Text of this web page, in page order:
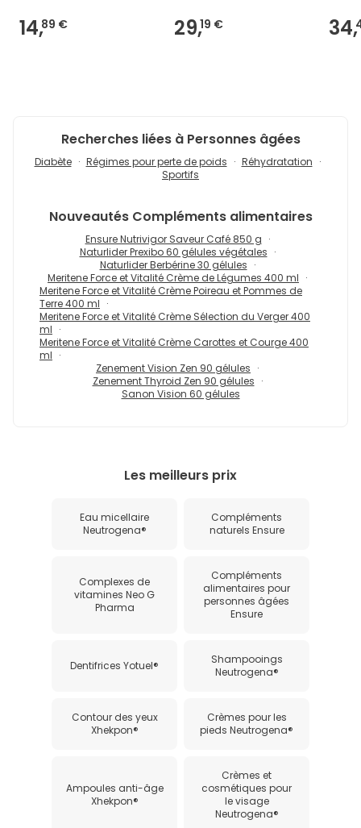
14,89 € 29,19 € 34,
Recherches liées à Personnes âgées
Diabète Régimes pour perte de poids
Réhydratation
Sportifs
Nouveautés Compléments alimentaires
Ensure Nutrivigor Saveur Café 850 g
Naturlider Prexibo 60 gélules végétales
Naturlider Berbérine 30 gélules
Meritene Force et Vitalité Crème de Légumes 400 ml
Meritene Force et Vitalité Crème Poireau et Pommes de
Terre 400 ml
Meritene Force et Vitalité Crème Sélection du Verger 400
ml
Meritene Force et Vitalité Crème Carottes et Courge 400
ml
Zenement Vision Zen 90 gélules
Zenement Thyroid Zen 90 gélules
Sanon Vision 60 gélules
Les meilleurs prix
Eau micellaire
Neutrogena®
Compléments
naturels Ensure
Complexes de
vitamines Neo G
Pharma
Compléments
alimentaires pour
personnes âgées
Ensure
Dentifrices Yotuel®
Shampooings
Neutrogena®
Contour des yeux
Xhekpon®
Crèmes pour les
pieds Neutrogena®
Ampoules anti-âge
Xhekpon®
Crèmes et
cosmétiques pour
le visage
Neutrogena®